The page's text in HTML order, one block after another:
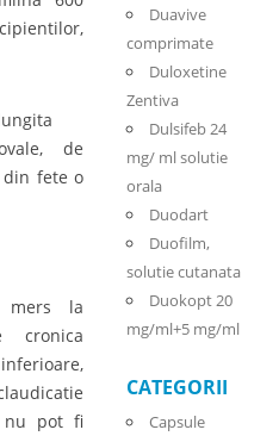
de
din fete o
mers la
cronica
nu pot fi
Duavive
comprimate
Duloxetine
Zentiva
Dulsifeb 24
mg/ ml solutie
orala
Duodart
Duofilm,
solutie cutanata
Duokopt 20
mg/ml+5 mg/ml
CATEGORII
Capsule